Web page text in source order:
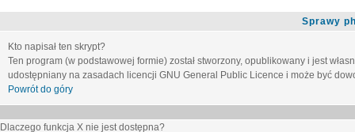
Sprawy
Kto napisał ten skrypt?
Ten program (w podstawowej formie) został stworzony, opublikowany i jest
udostępniany na zasadach licencji GNU General Public Licence i może być
Powrót do góry
Dlaczego funkcja X nie jest dostępna?